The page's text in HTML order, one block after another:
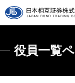
役員一覧